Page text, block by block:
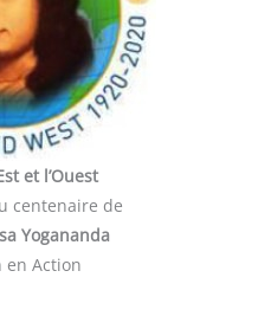
et l’Ouest
centenaire de
Yogananda
en Action